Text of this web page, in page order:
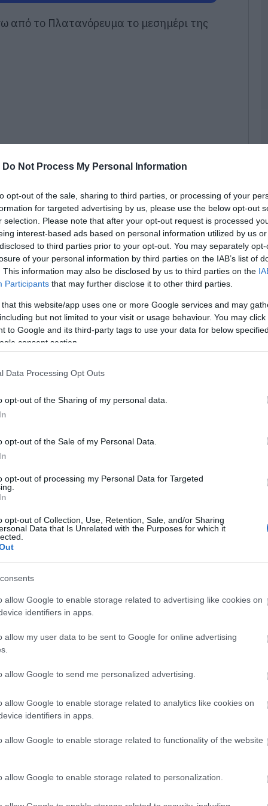
Do Not Process My Personal Information
opt-out of the sale, sharing to third parties, or processing of your
for targeted advertising by us, please use the below opt-out
selection. Please note that after your opt-out request is processed
interest-based ads based on personal information utilized by us
to third parties prior to your opt-out. You may separately
of your personal information by third parties on the IAB’s list of
This information may also be disclosed by us to third parties on the
Participants that may further disclose it to other third parties.
that this website/app uses one or more Google services and may
but not limited to your visit or usage behaviour. You may
to Google and its third-party tags to use your data for below
consent section.
Data Processing Opt Outs
opt-out of the Sharing of my personal data.
opt-out of the Sale of my Personal Data.
opt-out of processing my Personal Data for Targeted
opt-out of Collection, Use, Retention, Sale, and/or Sharing
Data that Is Unrelated with the Purposes for which it
allow Google to enable storage related to advertising like cookies on
identifiers in apps.
allow my user data to be sent to Google for online advertising
allow Google to send me personalized advertising.
allow Google to enable storage related to analytics like cookies on
identifiers in apps.
allow Google to enable storage related to functionality of the website
allow Google to enable storage related to personalization.
από το Πλατανόρευμα το μεσημέρι της
Στέργιο Βλάχο, που είχε εξαφανιστεί
έπασχε από άνοια.
η οικογένεια του 78χρονου
Αρχές.
νερού
News
Εύβοια
για τηνΕλλάδακαι τονΚόσμοστο